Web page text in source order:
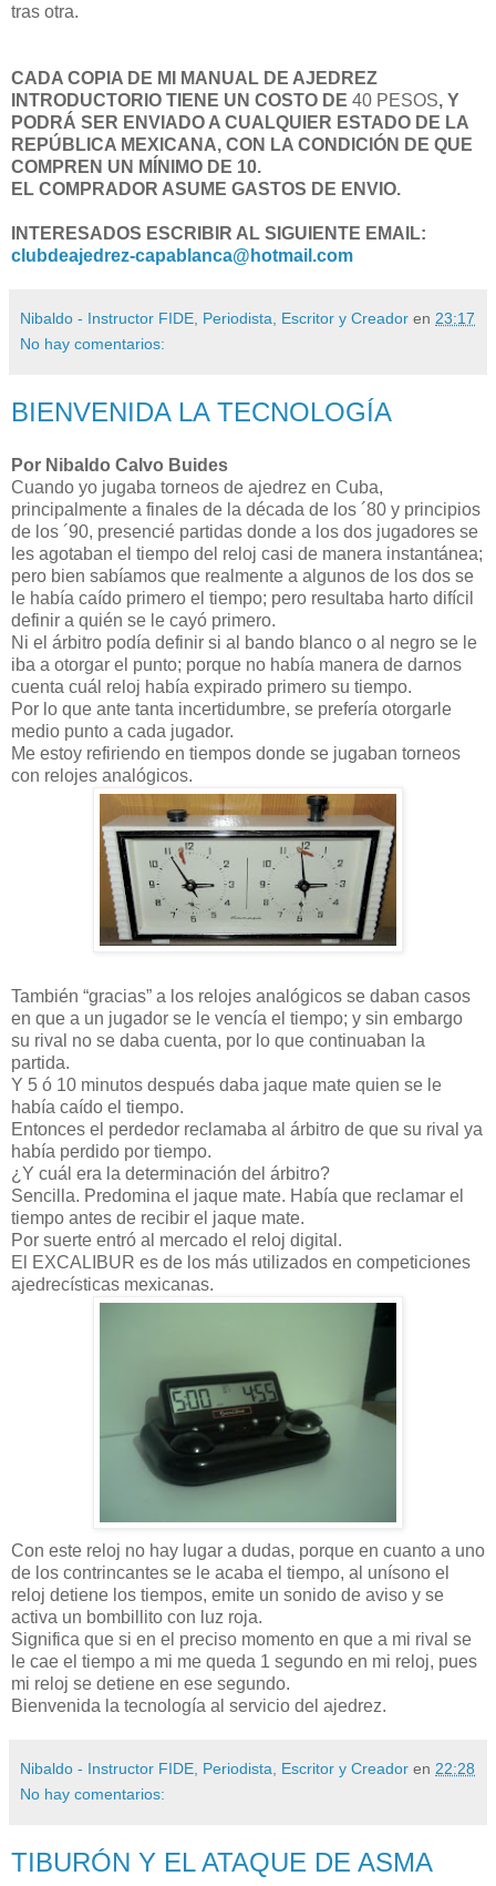
tras otra.
CADA COPIA DE MI MANUAL DE AJEDREZ
INTRODUCTORIO TIENE UN COSTO DE 40 PESOS, Y
PODRÁ SER ENVIADO A CUALQUIER ESTADO DE LA
REPÚBLICA MEXICANA, CON LA CONDICIÓN DE QUE
COMPREN UN MÍNIMO DE 10.
EL COMPRADOR ASUME GASTOS DE ENVIO.
INTERESADOS ESCRIBIR AL SIGUIENTE EMAIL:
clubdeajedrez-capablanca@hotmail.com
Nibaldo - Instructor FIDE, Periodista, Escritor y Creador en 23:17
No hay comentarios:
BIENVENIDA LA TECNOLOGÍA
Por Nibaldo Calvo Buides
Cuando yo jugaba torneos de ajedrez en Cuba,
principalmente a finales de la década de los ´80 y principios
de los ´90, presencié partidas donde a los dos jugadores se
les agotaban el tiempo del reloj casi de manera instantánea;
pero bien sabíamos que realmente a algunos de los dos se
le había caído primero el tiempo; pero resultaba harto difícil
definir a quién se le cayó primero.
Ni el árbitro podía definir si al bando blanco o al negro se le
iba a otorgar el punto; porque no había manera de darnos
cuenta cuál reloj había expirado primero su tiempo.
Por lo que ante tanta incertidumbre, se prefería otorgarle
medio punto a cada jugador.
Me estoy refiriendo en tiempos donde se jugaban torneos
con relojes analógicos.
También “gracias” a los relojes analógicos se daban casos
en que a un jugador se le vencía el tiempo; y sin embargo
su rival no se daba cuenta, por lo que continuaban la
partida.
Y 5 ó 10 minutos después daba jaque mate quien se le
había caído el tiempo.
Entonces el perdedor reclamaba al árbitro de que su rival ya
había perdido por tiempo.
¿Y cuál era la determinación del árbitro?
Sencilla. Predomina el jaque mate. Había que reclamar el
tiempo antes de recibir el jaque mate.
Por suerte entró al mercado el reloj digital.
El EXCALIBUR es de los más utilizados en competiciones
ajedrecísticas mexicanas.
Con este reloj no hay lugar a dudas, porque en cuanto a uno
de los contrincantes se le acaba el tiempo, al unísono el
reloj detiene los tiempos, emite un sonido de aviso y se
activa un bombillito con luz roja.
Significa que si en el preciso momento en que a mi rival se
le cae el tiempo a mi me queda 1 segundo en mi reloj, pues
mi reloj se detiene en ese segundo.
Bienvenida la tecnología al servicio del ajedrez.
Nibaldo - Instructor FIDE, Periodista, Escritor y Creador en 22:28
No hay comentarios:
TIBURÓN Y EL ATAQUE DE ASMA